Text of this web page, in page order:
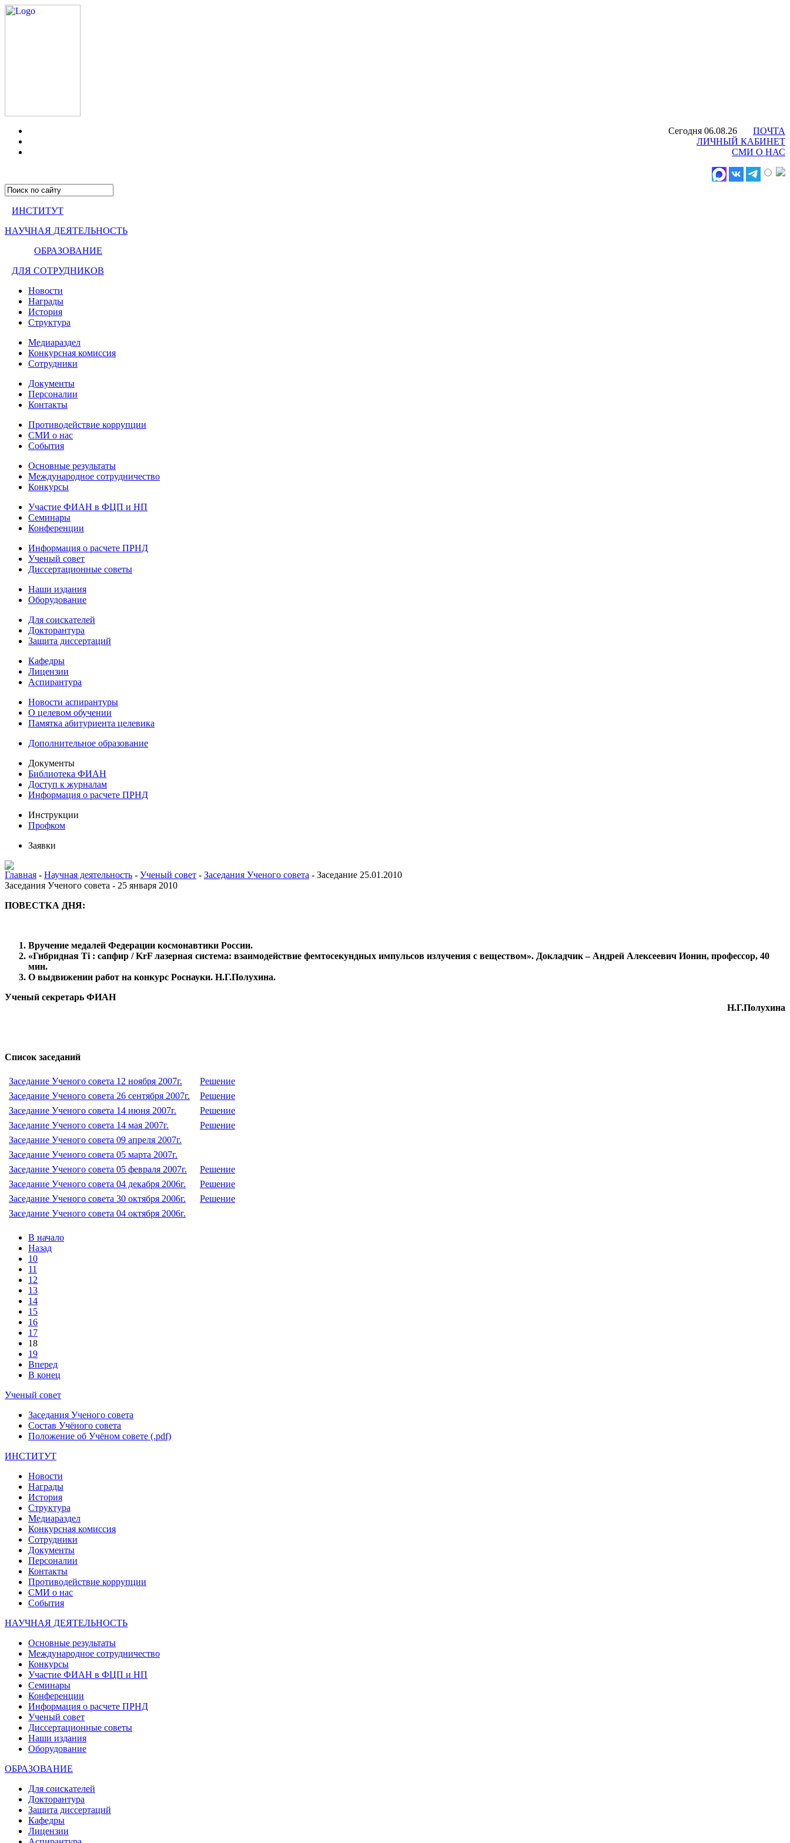
Сегодня 06.08.26
ПОЧТА
ЛИЧНЫЙ КАБИНЕТ
СМИ О НАС
ИНСТИТУТ
НАУЧНАЯ ДЕЯТЕЛЬНОСТЬ
ОБРАЗОВАНИЕ
ДЛЯ СОТРУДНИКОВ
Новости
Награды
История
Структура
Медиараздел
Конкурсная комиссия
Сотрудники
Документы
Персоналии
Контакты
Противодействие коррупции
СМИ о нас
События
Основные результаты
Международное сотрудничество
Конкурсы
Участие ФИАН в ФЦП и НП
Семинары
Конференции
Информация о расчете ПРНД
Ученый совет
Диссертационные советы
Наши издания
Оборудование
Для соискателей
Докторантура
Защита диссертаций
Кафедры
Лицензии
Аспирантура
Новости аспирантуры
О целевом обучении
Памятка абитуриента целевика
Дополнительное образование
Документы
Библиотека ФИАН
Доступ к журналам
Информация о расчете ПРНД
Инструкции
Профком
Заявки
Главная - Научная деятельность - Ученый совет - Заседания Ученого совета - Заседание 25.01.2010
Заседания Ученого совета - 25 января 2010
ПОВЕСТКА ДНЯ:
Вручение медалей Федерации космонавтики России.
«Гибридная Ti : сапфир / KrF лазерная система: взаимодействие фемтосекундных импульсов излучения с веществом». Докладчик – Андрей Алексеевич Ионин, профессор, 40
мин.
О выдвижении работ на конкурс Роснауки. Н.Г.Полухина.
Ученый секретарь ФИАН
Н.Г.Полухина
Список заседаний
Заседание Ученого совета 12 ноября 2007г.
Решение
Заседание Ученого совета 26 сентября 2007г.
Решение
Заседание Ученого совета 14 июня 2007г.
Решение
Заседание Ученого совета 14 мая 2007г.
Решение
Заседание Ученого совета 09 апреля 2007г.
Заседание Ученого совета 05 марта 2007г.
Заседание Ученого совета 05 февраля 2007г.
Решение
Заседание Ученого совета 04 декабря 2006г.
Решение
Заседание Ученого совета 30 октября 2006г.
Решение
Заседание Ученого совета 04 октября 2006г.
В начало
Назад
10
11
12
13
14
15
16
17
18
19
Вперед
В конец
Ученый совет
Заседания Ученого совета
Состав Учёного совета
Положение об Учёном совете (.pdf)
ИНСТИТУТ
Новости
Награды
История
Структура
Медиараздел
Конкурсная комиссия
Сотрудники
Документы
Персоналии
Контакты
Противодействие коррупции
СМИ о нас
События
НАУЧНАЯ ДЕЯТЕЛЬНОСТЬ
Основные результаты
Международное сотрудничество
Конкурсы
Участие ФИАН в ФЦП и НП
Семинары
Конференции
Информация о расчете ПРНД
Ученый совет
Диссертационные советы
Наши издания
Оборудование
ОБРАЗОВАНИЕ
Для соискателей
Докторантура
Защита диссертаций
Кафедры
Лицензии